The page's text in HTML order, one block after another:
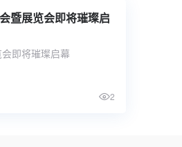
暨展览会即将璀璨启
即将璀璨启幕
2